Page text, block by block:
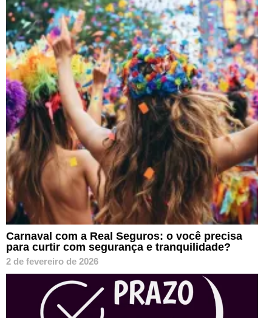
Carnaval com a Real Seguros: o você precisa
para curtir com segurança e tranquilidade?
2 de fevereiro de 2026